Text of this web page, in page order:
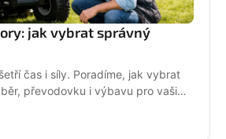
jak vybrat správný
čas i síly. Poradíme, jak vybrat
převodovku i výbavu pro vaši